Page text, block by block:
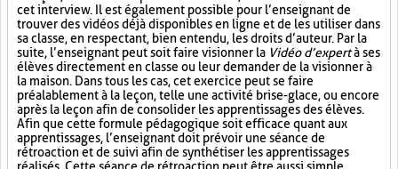
cet interview. Il est également possible pour l’enseignant de
trouver des vidéos déjà disponibles en ligne et de les utiliser dans
sa classe, en respectant, bien entendu, les droits d’auteur. Par la
suite, l’enseignant peut soit faire visionner la Vidéo d’expertà ses
élèves directement en classe ou leur demander de la visionner à
la maison. Dans tous les cas, cet exercice peut se faire
préalablement à la leçon, telle une activité brise-glace, ou encore
après la leçon afin de consolider les apprentissages des élèves.
Afin que cette formule pédagogique soit efficace quant aux
apprentissages, l’enseignant doit prévoir une séance de
rétroaction et de suivi afin de synthétiser les apprentissages